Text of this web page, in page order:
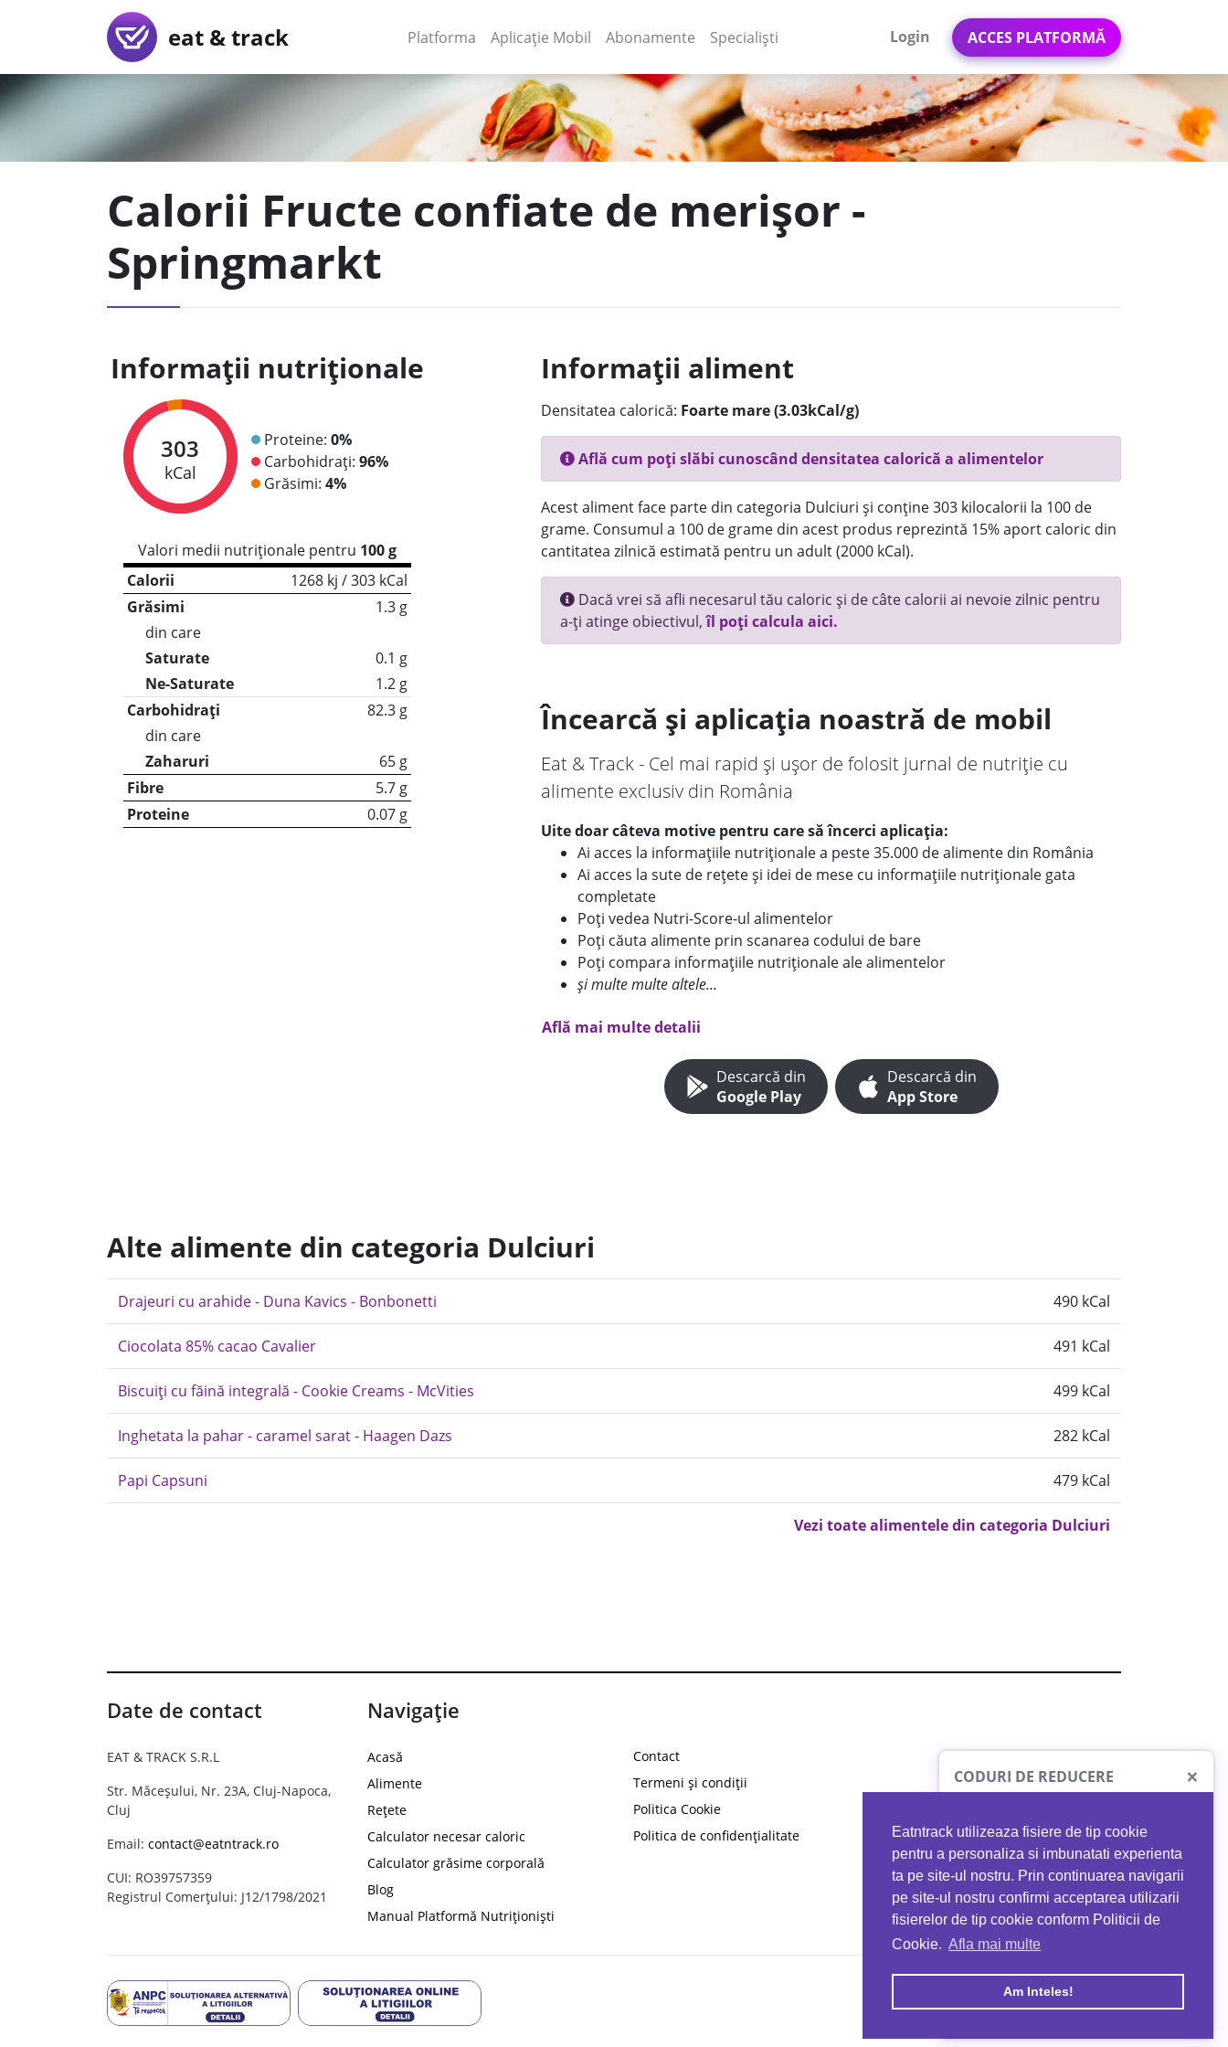
Eatntrack utilizeaza fisiere de tip cookie
pentru a personaliza si imbunatati experienta
ta pe site-ul nostru. Prin continuarea navigarii
pe site-ul nostru confirmi acceptarea utilizarii
fisierelor de tip cookie conform Politicii de
Cookie. Afla mai multe
Am Inteles!
eat & track Platforma (current)
Aplicație Mobil (current)
Abonamente Specialiști Login ACCES PLATFORMĂ
Calorii Fructe confiate de merișor -
Springmarkt
Informații nutriționale
303
kCal
Proteine: 0%
Carbohidrați: 96%
Grăsimi: 4%
Valori medii nutriționale pentru 100 g
Calorii
1268 kj / 303 kCal
Grăsimi
1.3 g
din care
Saturate
0.1 g
Ne-Saturate
1.2 g
Carbohidrați
82.3 g
din care
Zaharuri
65 g
Fibre
5.7 g
Proteine
0.07 g
Informații aliment
Densitatea calorică: Foarte mare (3.03kCal/g)
Află cum poți slăbi cunoscând densitatea calorică a alimentelor
Acest aliment face parte din categoria Dulciuri și conține 303 kilocalorii la 100 de
grame. Consumul a 100 de grame din acest produs reprezintă 15% aport caloric din
cantitatea zilnică estimată pentru un adult (2000 kCal).
Dacă vrei să afli necesarul tău caloric și de câte calorii ai nevoie zilnic pentru
a-ți atinge obiectivul,îl poți calcula aici.
Încearcă și aplicația noastră de mobil
Eat & Track - Cel mai rapid și ușor de folosit jurnal de nutriție cu
alimente exclusiv din România
Uite doar câteva motive pentru care să încerci aplicația:
Ai acces la informațiile nutriționale a peste 35.000 de alimente din România
Ai acces la sute de rețete și idei de mese cu informațiile nutriționale gata
completate
Poți vedea Nutri-Score-ul alimentelor
Poți căuta alimente prin scanarea codului de bare
Poți compara informațiile nutriționale ale alimentelor
și multe multe altele...
Află mai multe detalii
Descarcă din
Google Play
Descarcă din
App Store
Alte alimente din categoria Dulciuri
Drajeuri cu arahide - Duna Kavics - Bonbonetti 490 kCal
Ciocolata 85% cacao Cavalier 491 kCal
Biscuiți cu făină integrală - Cookie Creams - McVities 499 kCal
Inghetata la pahar - caramel sarat - Haagen Dazs 282 kCal
Papi Capsuni 479 kCal
Vezi toate alimentele din categoria Dulciuri
Date de contact
EAT & TRACK S.R.L
Str. Măceșului, Nr. 23A, Cluj-Napoca,
Cluj
Email: contact@eatntrack.ro
CUI: RO39757359
Registrul Comerțului: J12/1798/2021
Navigație
Acasă
Alimente
Rețete
Calculator necesar caloric
Calculator grăsime corporală
Blog
Manual Platformă Nutriționiști
Contact
Termeni și condiții
Politica Cookie
Politica de confidențialitate
CODURI DE REDUCERE ×
PROTO41
reducere la orice comandă
EATNTRACK
MYPROTEIN
Ai40%reducere la orice comandă
folosind codul EATTRACK